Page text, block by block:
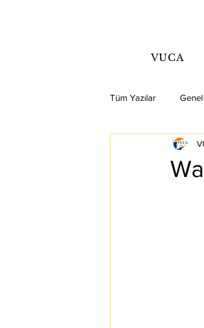
VUCA
Tüm Yazılar Genel